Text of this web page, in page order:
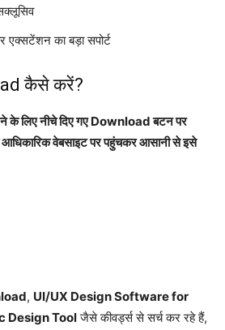
एक्सटेंशन का बड़ा सपोर्ट
कैसे करें?
लिए नीचे दिए गए Download बटन पर
वेबसाइट पर पहुंचकर आसानी से इसे
, UI/UX Design Software for
Design Toolजैसे कीवर्ड्स से सर्च कर रहे हैं,